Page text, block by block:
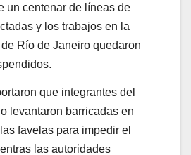
un centenar de líneas de
y los trabajos en la
Río de Janeiro quedaron
que integrantes del
levantaron barricadas en
favelas para impedir el
las autoridades